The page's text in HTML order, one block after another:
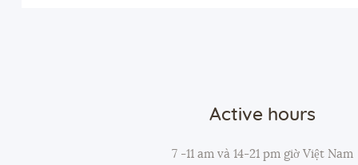
Active hours
7 -11 am và 14-21 pm giờ Việt Nam